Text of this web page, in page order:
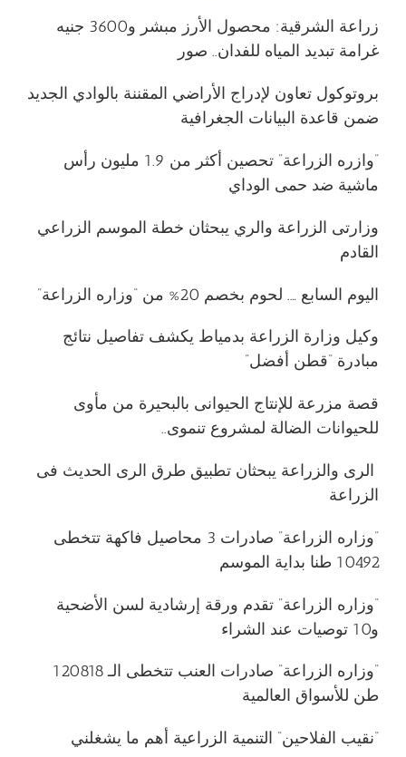
زراعة الشرقية: محصول الأرز مبشر و3600 جنيه
غرامة تبديد المياه للفدان.. صور
بروتوكول تعاون لإدراج الأراضي المقننة بالوادي الجديد
ضمن قاعدة البيانات الجغرافية
“وازره الزراعة” تحصين أكثر من 1.9 مليون رأس
ماشية ضد حمى الوداي
وزارتى الزراعة والري يبحثان خطة الموسم الزراعي
القادم
اليوم السابع …. لحوم بخصم 20% من “وزاره الزراعة”
وكيل وزارة الزراعة بدمياط يكشف تفاصيل نتائج
مبادرة “قطن أفضل”
قصة مزرعة للإنتاج الحيوانى بالبحيرة من مأوى
للحيوانات الضالة لمشروع تنموى..
الرى والزراعة يبحثان تطبيق طرق الرى الحديث فى
الزراعة
“وزاره الزراعة” صادرات 3 محاصيل فاكهة تتخطى
10492 طنا بداية الموسم
“وزاره الزراعة” تقدم ورقة إرشادية لسن الأضحية
و10 توصيات عند الشراء
“وزاره الزراعة” صادرات العنب تتخطى الـ 120818
طن للأسواق العالمية
“نقيب الفلاحين” التنمية الزراعية أهم ما يشغلني